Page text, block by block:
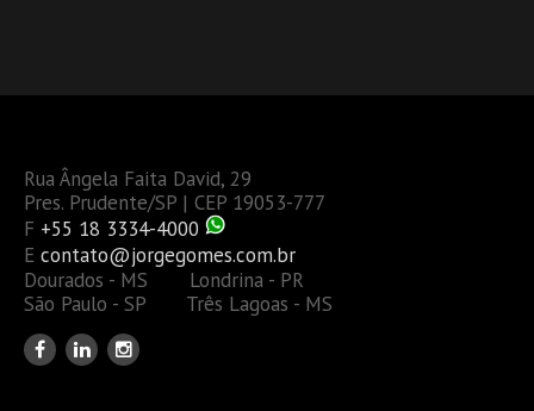
Rua Ângela Faita David, 29
Pres. Prudente/SP | CEP 19053-777
F +55 18 3334-4000
E contato@jorgegomes.com.br
Dourados - MS Londrina - PR
São Paulo - SP Três Lagoas - MS